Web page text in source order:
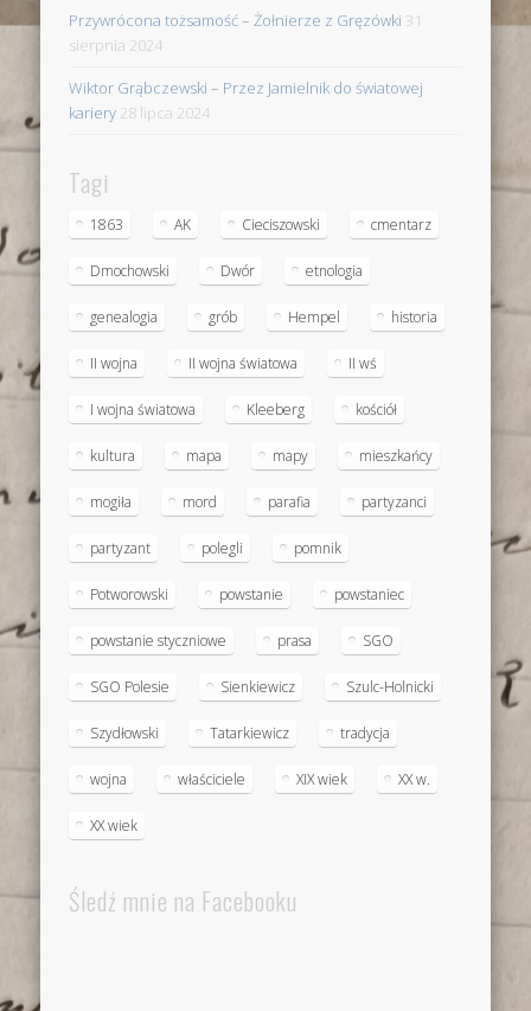
Przywrócona tożsamość – Żołnierze z Gręzówki 31
sierpnia 2024
Wiktor Grąbczewski – Przez Jamielnik do światowej
kariery 28 lipca 2024
Tagi
1863 AK Cieciszowski cmentarz
Dmochowski Dwór etnologia
genealogia grób Hempel historia
II wojna II wojna światowa II wś
I wojna światowa Kleeberg kościół
kultura mapa mapy mieszkańcy
mogiła mord parafia partyzanci
partyzant polegli pomnik
Potworowski powstanie powstaniec
powstanie styczniowe prasa SGO
SGO Polesie Sienkiewicz Szulc-Holnicki
Szydłowski Tatarkiewicz tradycja
wojna właściciele XIX wiek XX w.
XX wiek
Śledź mnie na Facebooku